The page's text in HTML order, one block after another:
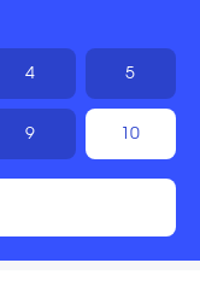
4 5
9 10